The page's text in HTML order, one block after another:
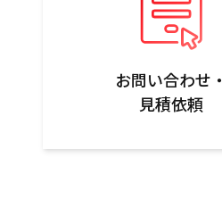
お問い合わせ・
見積依頼